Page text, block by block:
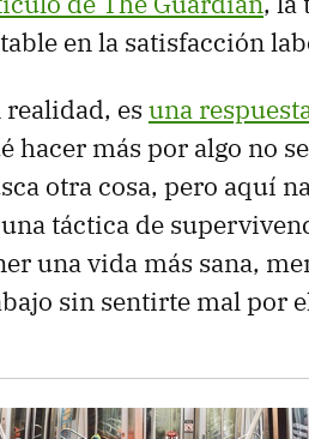
en la satisfacción
realidad, es una
hacer más por algo no
otra cosa, pero aquí
táctica de
una vida más sana,
sin sentirte mal por